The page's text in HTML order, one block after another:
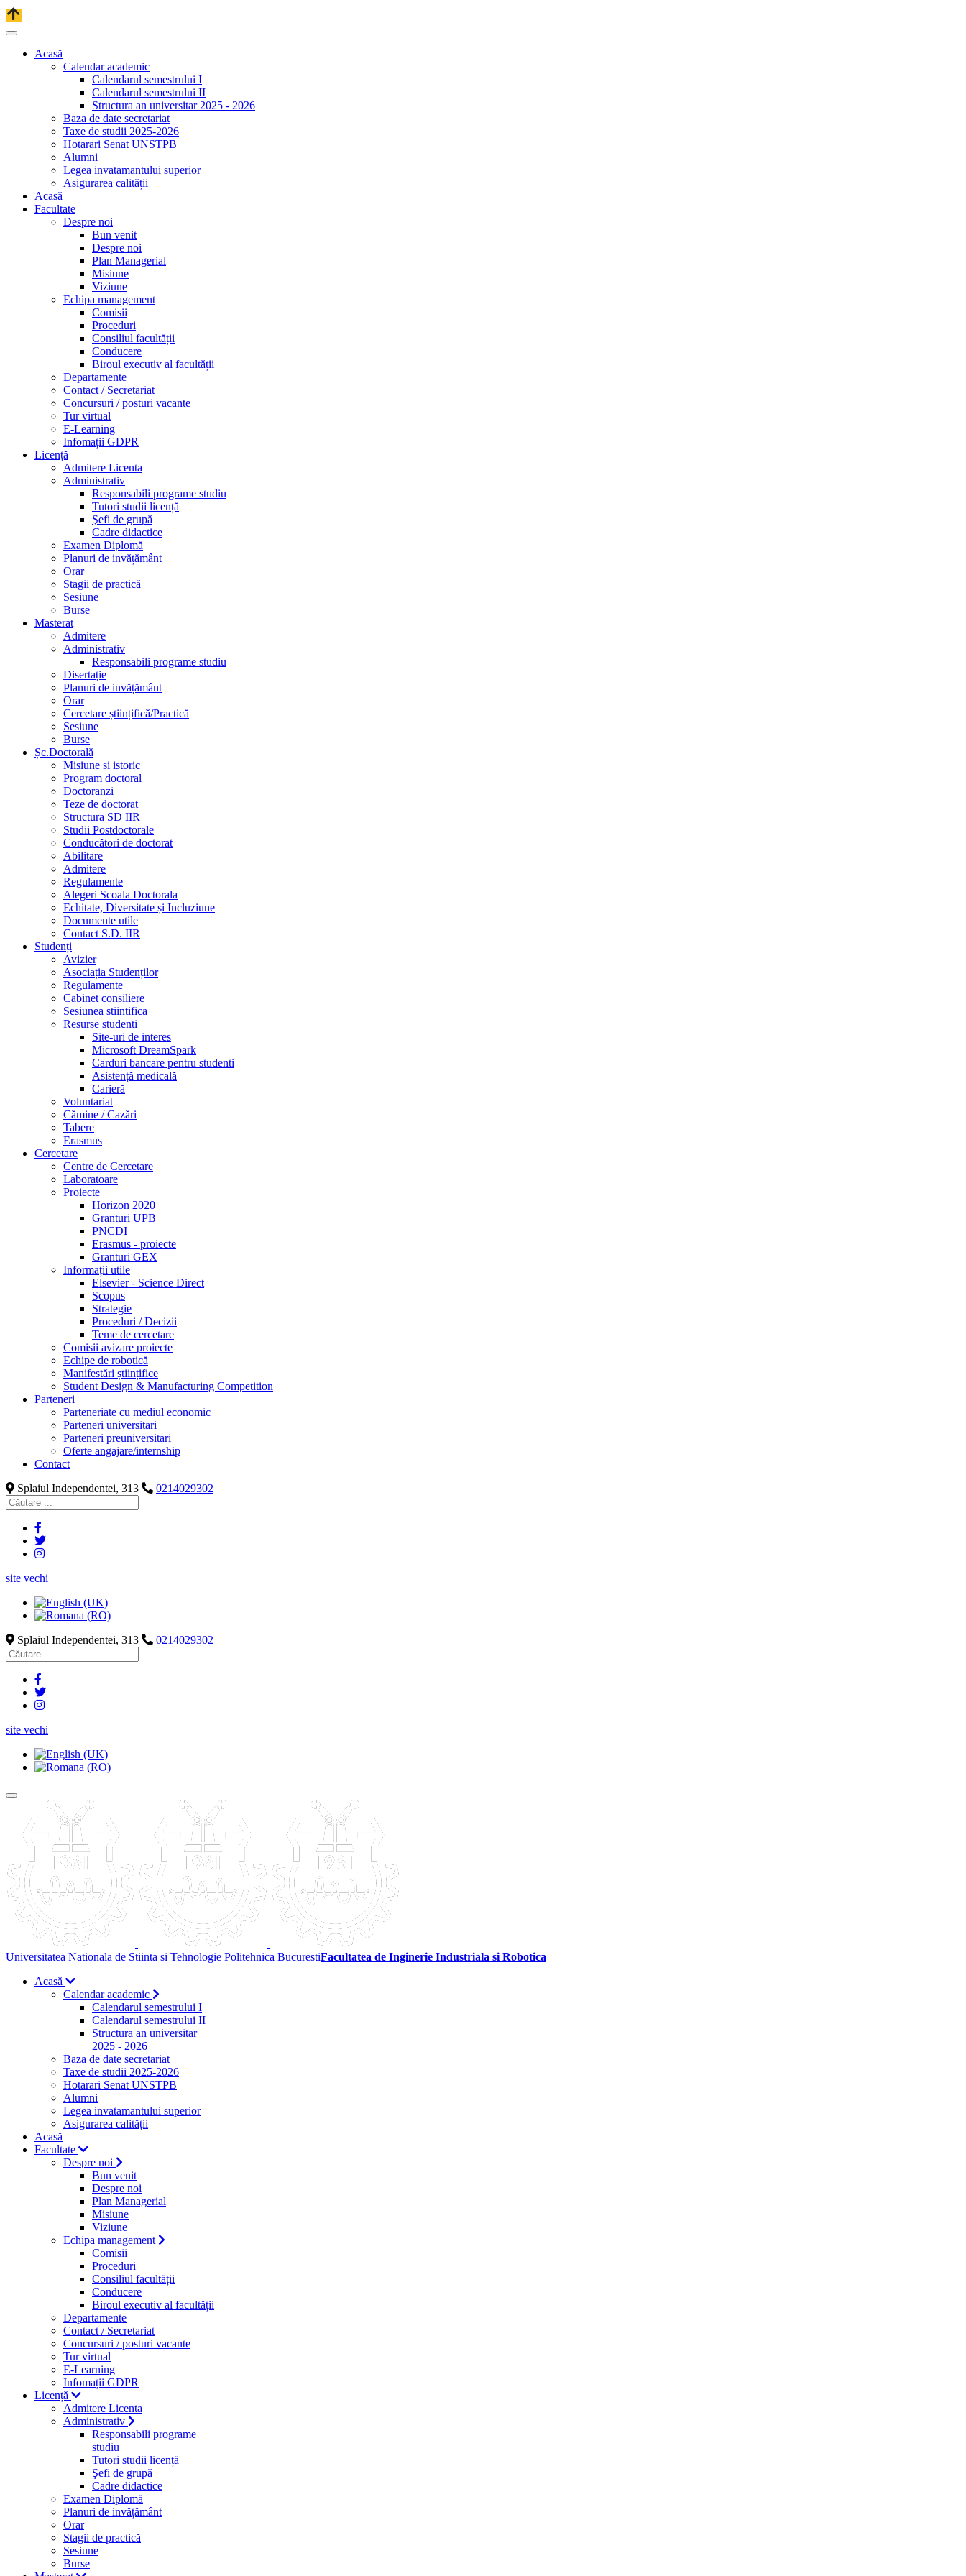
Acasă
Calendar academic
Calendarul semestrului I
Calendarul semestrului II
Structura an universitar 2025 - 2026
Baza de date secretariat
Taxe de studii 2025-2026
Hotarari Senat UNSTPB
Alumni
Legea invatamantului superior
Asigurarea calității
Acasă
Facultate
Despre noi
Bun venit
Despre noi
Plan Managerial
Misiune
Viziune
Echipa management
Comisii
Proceduri
Consiliul facultății
Conducere
Biroul executiv al facultății
Departamente
Contact / Secretariat
Concursuri / posturi vacante
Tur virtual
E-Learning
Infomații GDPR
Licență
Admitere Licenta
Administrativ
Responsabili programe studiu
Tutori studii licență
Şefi de grupă
Cadre didactice
Examen Diplomă
Planuri de invățământ
Orar
Stagii de practică
Sesiune
Burse
Masterat
Admitere
Administrativ
Responsabili programe studiu
Disertație
Planuri de invățământ
Orar
Cercetare științifică/Practică
Sesiune
Burse
Șc.Doctorală
Misiune si istoric
Program doctoral
Doctoranzi
Teze de doctorat
Structura SD IIR
Studii Postdoctorale
Conducători de doctorat
Abilitare
Admitere
Regulamente
Alegeri Scoala Doctorala
Echitate, Diversitate și Incluziune
Documente utile
Contact S.D. IIR
Studenți
Avizier
Asociația Studenților
Regulamente
Cabinet consiliere
Sesiunea stiintifica
Resurse studenti
Site-uri de interes
Microsoft DreamSpark
Carduri bancare pentru studenti
Asistență medicală
Carieră
Voluntariat
Cămine / Cazări
Tabere
Erasmus
Cercetare
Centre de Cercetare
Laboratoare
Proiecte
Horizon 2020
Granturi UPB
PNCDI
Erasmus - proiecte
Granturi GEX
Informații utile
Elsevier - Science Direct
Scopus
Strategie
Proceduri / Decizii
Teme de cercetare
Comisii avizare proiecte
Echipe de robotică
Manifestări științifice
Student Design & Manufacturing Competition
Parteneri
Parteneriate cu mediul economic
Parteneri universitari
Parteneri preuniversitari
Oferte angajare/internship
Contact
Splaiul Independentei, 313
0214029302
site vechi
Splaiul Independentei, 313 0214029302
site vechi
Universitatea Nationala de Stiinta si Tehnologie Politehnica BucurestiFacultatea de Inginerie Industriala si Robotica
Acasă
Calendar academic
Calendarul semestrului I
Calendarul semestrului II
Structura an universitar
2025 - 2026
Baza de date secretariat
Taxe de studii 2025-2026
Hotarari Senat UNSTPB
Alumni
Legea invatamantului superior
Asigurarea calității
Acasă
Facultate
Despre noi
Bun venit
Despre noi
Plan Managerial
Misiune
Viziune
Echipa management
Comisii
Proceduri
Consiliul facultății
Conducere
Biroul executiv al facultății
Departamente
Contact / Secretariat
Concursuri / posturi vacante
Tur virtual
E-Learning
Infomații GDPR
Licență
Admitere Licenta
Administrativ
Responsabili programe
studiu
Tutori studii licență
Şefi de grupă
Cadre didactice
Examen Diplomă
Planuri de invățământ
Orar
Stagii de practică
Sesiune
Burse